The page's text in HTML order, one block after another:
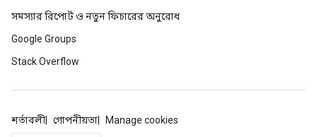
সমস্যার রিপোর্ট ও নতুন ফিচারের অনুরোধ
Google Groups
Stack Overflow
শর্তাবলী গোপনীয়তা Manage cookies